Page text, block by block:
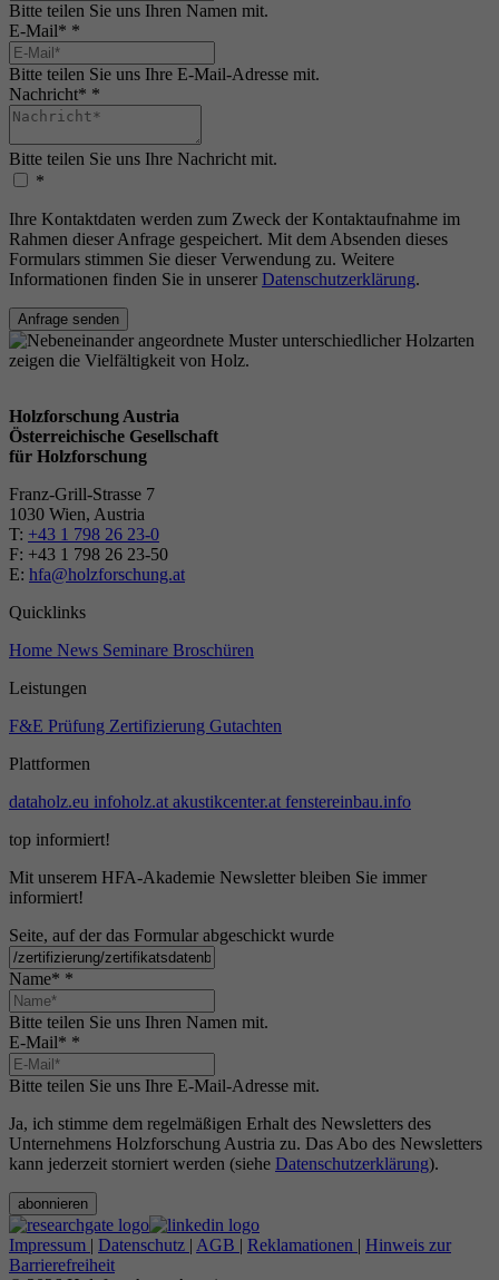
Bitte teilen Sie uns Ihren Namen mit.
E-Mail* *
Bitte teilen Sie uns Ihre E-Mail-Adresse mit.
Nachricht* *
Bitte teilen Sie uns Ihre Nachricht mit.
*
Ihre Kontaktdaten werden zum Zweck der Kontaktaufnahme im
Rahmen dieser Anfrage gespeichert. Mit dem Absenden dieses
Formulars stimmen Sie dieser Verwendung zu. Weitere
Informationen finden Sie in unserer Datenschutzerklärung.
Anfrage senden
Holzforschung Austria
Österreichische Gesellschaft
für Holzforschung
Franz-Grill-Strasse 7
1030 Wien, Austria
T: +43 1 798 26 23-0
​​F: +43 1 798 26 23-50
E: hfa@holzforschung.at
Quicklinks
Home News Seminare Broschüren
Leistungen
F&E Prüfung Zertifizierung Gutachten
Plattformen
dataholz.eu infoholz.at akustikcenter.at fenstereinbau.info
top informiert!
Mit unserem HFA-Akademie Newsletter bleiben Sie immer
informiert!
Seite, auf der das Formular abgeschickt wurde
Name* *
Bitte teilen Sie uns Ihren Namen mit.
E-Mail* *
Bitte teilen Sie uns Ihre E-Mail-Adresse mit.
Ja, ich stimme dem regelmäßigen Erhalt des Newsletters des
Unternehmens Holzforschung Austria zu. Das Abo des Newsletters
kann jederzeit storniert werden (siehe Datenschutzerklärung).
abonnieren
Impressum | Datenschutz | AGB | Reklamationen | Hinweis zur
Barrierefreiheit